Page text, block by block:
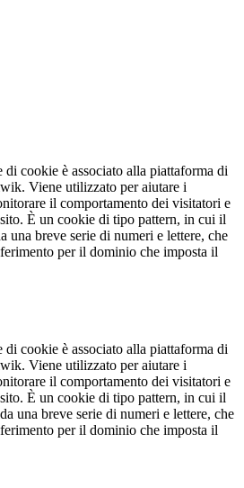
di cookie è associato alla piattaforma di
Viene utilizzato per aiutare i
il comportamento dei visitatori e
È un cookie di tipo pattern, in cui il
una breve serie di numeri e lettere, che
per il dominio che imposta il
di cookie è associato alla piattaforma di
Viene utilizzato per aiutare i
il comportamento dei visitatori e
È un cookie di tipo pattern, in cui il
una breve serie di numeri e lettere, che
per il dominio che imposta il